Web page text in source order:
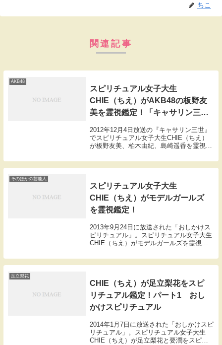
ちこ
関連記事
AKB48
スピリチュアル女子大生
CHIE（ちえ）がAKB48の板野友
美を霊視鑑定！「キャサリン三
2012年12月4日放送の『キャサリン三世』
でスピリチュアル女子大生CHIE（ちえ）
が板野友美、柏木由紀、島崎遥香を霊視鑑
ラの色や大きさから目に見えない内面を見
抜く能力でAKB48の3人を診断してもら
そのほかの芸能人
スピリチュアル女子大生
CHIE（ちえ）がモデルガールズ
を霊視鑑定！
2013年9月24日に放送された「おしかけス
ピリチュアル」。スピリチュアル女子大生
CHIE（ちえ）がモデルガールズを霊視鑑
たのはテレビ東京10/4（金）スタート『殺
しの女王蜂』のドラマ現場。６０００人
足立梨花
CHIE（ちえ）が足立梨花をスピ
リチュアル鑑定！パート1 おし
かけスピリチュアル
2014年1月7日に放送された「おしかけスピ
リチュアル」。スピリチュアル女子大生
CHIE（ちえ）が足立梨花と要潤をスピリ